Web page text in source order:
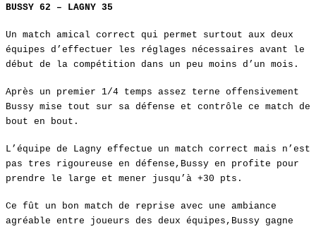
BUSSY 62 – LAGNY 35
Un match amical correct qui permet surtout aux deux
équipes d’effectuer les réglages nécessaires avant le
début de la compétition dans un peu moins d’un mois.
Après un premier 1/4 temps assez terne offensivement
Bussy mise tout sur sa défense et contrôle ce match de
bout en bout.
L’équipe de Lagny effectue un match correct mais n’est
pas tres rigoureuse en défense,Bussy en profite pour
prendre le large et mener jusqu’à +30 pts.
Ce fût un bon match de reprise avec une ambiance
agréable entre joueurs des deux équipes,Bussy gagne